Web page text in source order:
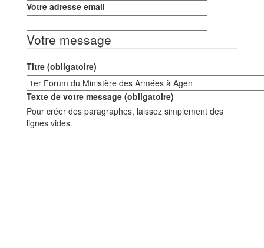
Votre adresse email
Votre message
Titre (obligatoire)
Texte de votre message (obligatoire)
Pour créer des paragraphes, laissez simplement des
lignes vides.